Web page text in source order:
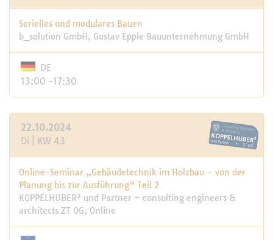
Serielles und modulares Bauen
b_solution GmbH, Gustav Epple Bauunternehmung GmbH
DE
13:00 -17:30
22.10.2024
Di | KW 43
Online-Seminar „Gebäudetechnik im Holzbau – von der
Planung bis zur Ausführung“ Teil 2
KOPPELHUBER² und Partner – consulting engineers &
architects ZT OG, Online